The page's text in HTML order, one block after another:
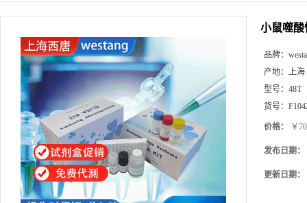
小鼠噬酸
品牌：
产地： 上海
型号： 48T
货号：
价格： ￥
发布日期：
更新日期：